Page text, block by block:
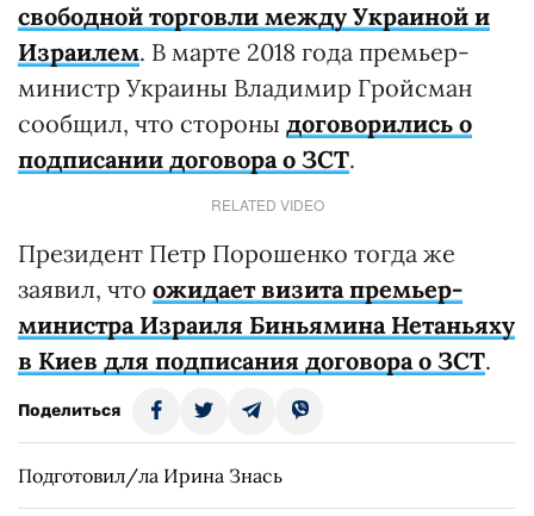
свободной торговли между Украиной и
Израилем. В марте 2018 года премьер-
министр Украины Владимир Гройсман
сообщил, что стороны договорились о
подписании договора о ЗСТ.
RELATED VIDEO
Президент Петр Порошенко тогда же
заявил, что ожидает визита премьер-
министра Израиля Биньямина Нетаньяху
в Киев для подписания договора о ЗСТ.
Поделиться
Подготовил/ла Ирина Знась